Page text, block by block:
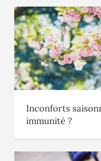
Inconforts
immunité ?